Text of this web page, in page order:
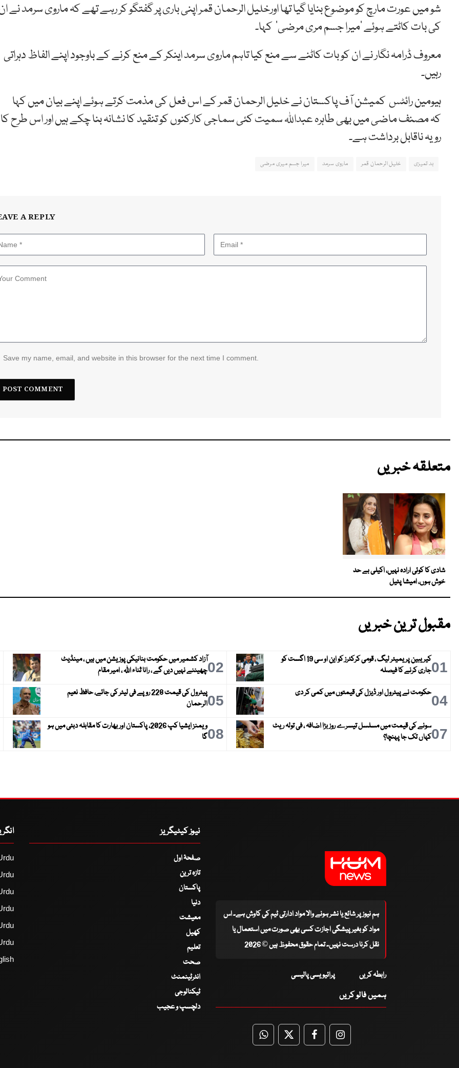
شو میں عورت مارچ کو موضوع بنایا گیا تھا اورخلیل الرحمان قمر اپنی باری پر گفتگو کر رہے تھے کہ ماروی سرمد نے
کی بات کاٹتے ہوئے ’میرا جسم مری مرضی‘ کہا۔
معروف ڈرامہ نگار نے ان کو بات کاٹنے سے منع کیا تاہم ماروی سرمد اینکر کے منع کرنے کے باوجود اپنے الفاظ دہراتی
رہیں۔
ہیومینرائٹسکمیشنآفپاکستان نےخلیلالرحمانقمرکے اس فعل کی مذمت کرتے ہوئے اپنےبیان میں کہا
کہمصنفماضیمیںبھیطاہرہعبداللہسمیتکئیسماجیکارکنوںکوتنقیدکانشانہبناچکےہیں اور اس طرح کا
رویہ ناقابل برداشت ہے۔
بد تمیزی خلیل الرحمان قمر ماروی سرمد میرا جسم میری مرضی
A REPLY
Save my name, email, and website in this browser for the next time I comment.
متعلقہ خبریں
شادی کا کوئی ارادہ نہیں، اکیلی بے حد
خوش ہوں، امیشا پٹیل
مقبول ترین خبریں
01
کیریبین پریمیئر لیگ ، قومی کرکٹرز کو این او سی 19 اگست کو
جاری کرنے کا فیصلہ
02آزاد کشمیر میں حکومت بنانیکی پوزیشن میں ہیں ، مینڈیٹ
چھیننے نہیں دیں گے ، رانا ثناء اللہ ، امیر مقام
04حکومت نے پیٹرول اور ڈیزل کی قیمتوں میں کمی کر دی 05
پیٹرول کی قیمت 228 روپے فی لیٹر کی جائے، حافظ نعیم
الرحمان
07سونے کی قیمت میں مسلسل تیسرے روز بڑا اضافہ ، فی تولہ ریٹ
کہاں تک جا پہنچا؟
08
ویمنز ایشیا کپ 2026، پاکستان اور بھارت کا مقابلہ دبئی میں ہو
گا
ہم نیوز پر شائع یا نشر ہونے والا مواد ادارتی ٹیم کی کاوش ہے۔ اس
مواد کو بغیر پیشگی اجازت کسی بھی صورت میں استعمال یا
نقل کرنا درست نہیں۔ تمام حقوق محفوظ ہیں © 2026
رابطہ کریں پرائیویسی پالیسی
ہمیں فالو کریں
WhatsApp
TwitterFacebookFacebook
نیوز کیٹیگریز
صفحۂ اول
تازہ ترین
پاکستان
دنیا
معیشت
کھیل
تعلیم
صحت
انٹرٹینمنٹ
ٹیکنالوجی
دلچسپ و عجیب